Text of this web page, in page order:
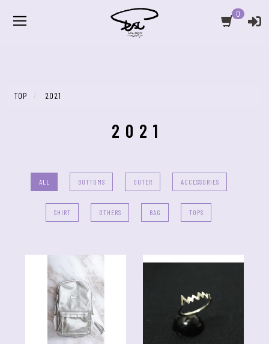
0
TOP 2021
2021
ALL BOTTOMS OUTER ACCESSORIES
SHIRT OTHERS BAG TOPS